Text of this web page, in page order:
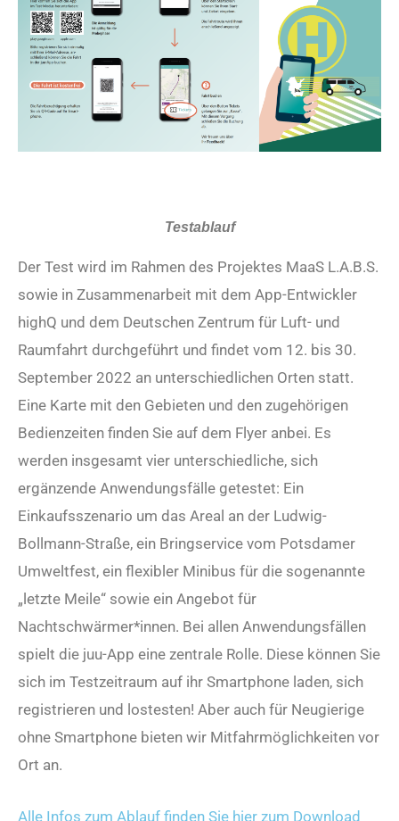
Testablauf
Der Test wird im Rahmen des Projektes MaaS L.A.B.S.
sowie in Zusammenarbeit mit dem App-Entwickler
highQ und dem Deutschen Zentrum für Luft- und
Raumfahrt durchgeführt und findet vom 12. bis 30.
September 2022 an unterschiedlichen Orten statt.
Eine Karte mit den Gebieten und den zugehörigen
Bedienzeiten finden Sie auf dem Flyer anbei. Es
werden insgesamt vier unterschiedliche, sich
ergänzende Anwendungsfälle getestet: Ein
Einkaufsszenario um das Areal an der Ludwig-
Bollmann-Straße, ein Bringservice vom Potsdamer
Umweltfest, ein flexibler Minibus für die sogenannte
„letzte Meile“ sowie ein Angebot für
Nachtschwärmer*innen. Bei allen Anwendungsfällen
spielt die juu-App eine zentrale Rolle. Diese können Sie
sich im Testzeitraum auf ihr Smartphone laden, sich
registrieren und lostesten! Aber auch für Neugierige
ohne Smartphone bieten wir Mitfahrmöglichkeiten vor
Ort an.
Alle Infos zum Ablauf finden Sie hier zum Download